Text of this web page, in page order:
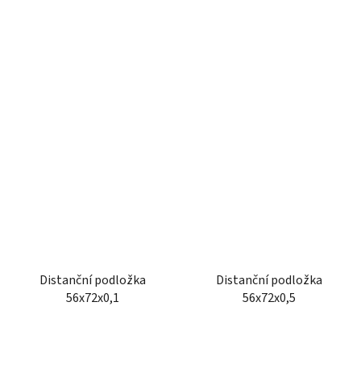
Distanční podložka
56x72x0,1
Distanční podložka
56x72x0,5